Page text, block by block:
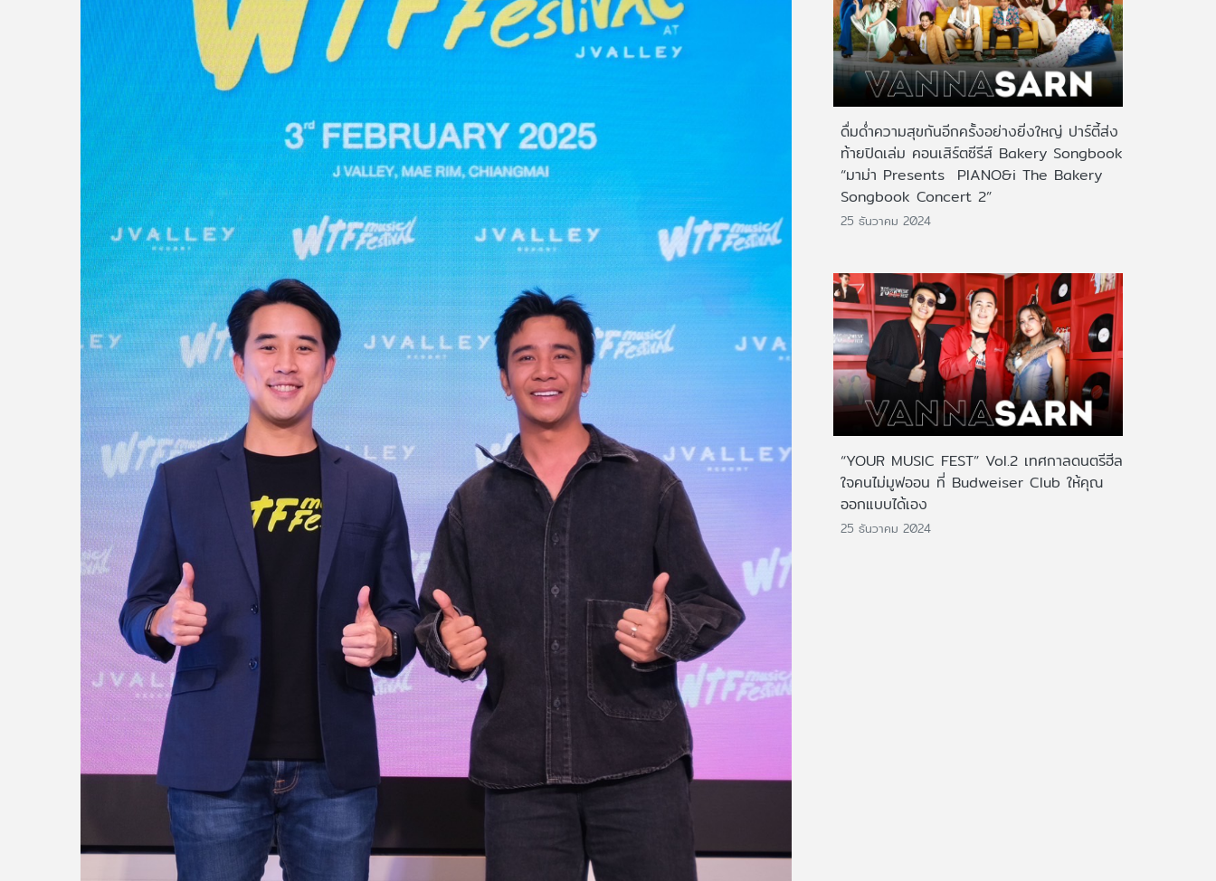
ดื่มด่ำความสุขกันอีกครั้งอย่างยิ่งใหญ่ ปาร์ตี้ส่ง
ท้ายปิดเล่ม คอนเสิร์ตซีรีส์ Bakery Songbook
“มาม่า Presents PIANO&i The Bakery
Songbook Concert 2”
25 ธันวาคม 2024
“YOUR MUSIC FEST” Vol.2 เทศกาลดนตรีฮีล
ใจคนไม่มูฟออน ที่ Budweiser Club ให้คุณ
ออกแบบได้เอง
25 ธันวาคม 2024